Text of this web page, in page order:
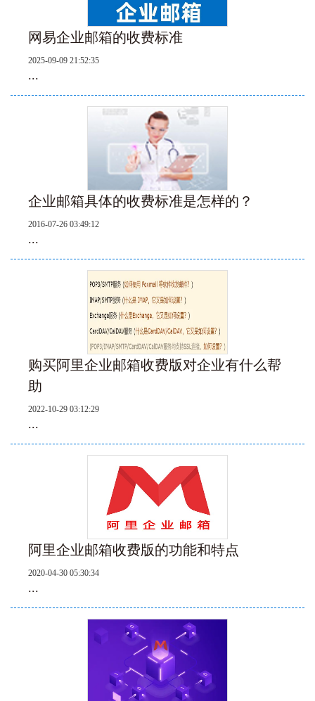
网易企业邮箱的收费标准
2025-09-09 21:52:35
...
企业邮箱具体的收费标准是怎样的？
2016-07-26 03:49:12
...
购买阿里企业邮箱收费版对企业有什么帮
助
2022-10-29 03:12:29
...
阿里企业邮箱收费版的功能和特点
2020-04-30 05:30:34
...